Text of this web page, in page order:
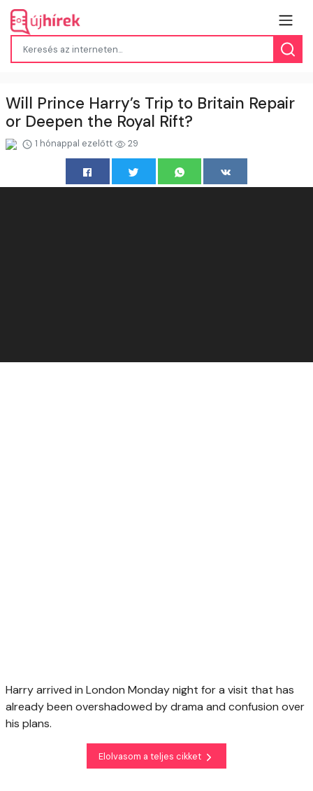
Will Prince Harry’s Trip to Britain Repair
or Deepen the Royal Rift?
1 hónappal ezelőtt 29
Harry arrived in London Monday night for a visit that has
already been overshadowed by drama and confusion over
his plans.
Elolvasom a teljes cikket